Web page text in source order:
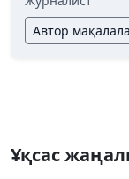
Автор
Ұқсас